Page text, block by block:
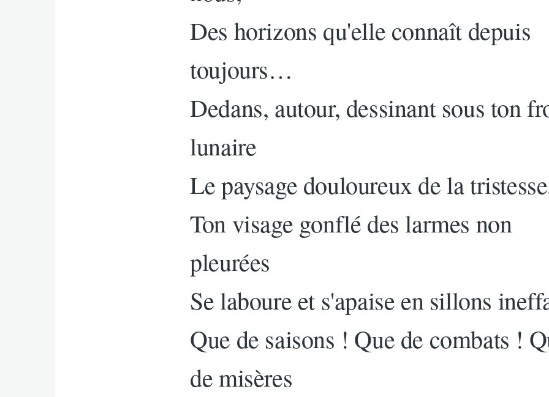
Des horizons qu'elle connaît depuis
toujours…
Dedans, autour, dessinant sous ton
lunaire
Le paysage douloureux de la
Ton visage gonflé des larmes non
pleurées
Se laboure et s'apaise en sillons
Que de saisons ! Que de combats !
de misères